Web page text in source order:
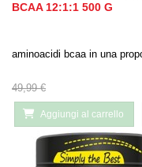
BCAA 12:1:1 500 G
aminoacidi bcaa in una
49,99 €
Aggiungi al carrello